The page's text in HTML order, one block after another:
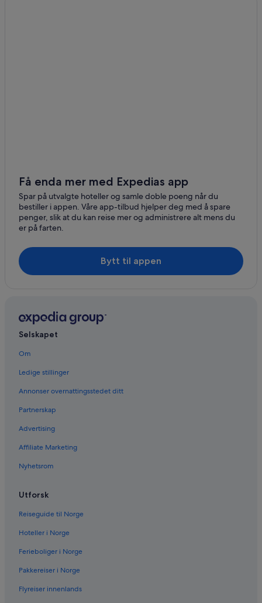
Få enda mer med Expedias app
Spar på utvalgte hoteller og samle doble poeng når du
bestiller i appen. Våre app-tilbud hjelper deg med å spare
penger, slik at du kan reise mer og administrere alt mens du
er på farten.
Bytt til appen
Selskapet
Om
Ledige stillinger
Annonser overnattingsstedet ditt
Partnerskap
Advertising
Affiliate Marketing
Nyhetsrom
Utforsk
Reiseguide til Norge
Hoteller i Norge
Ferieboliger i Norge
Pakkereiser i Norge
Flyreiser innenlands